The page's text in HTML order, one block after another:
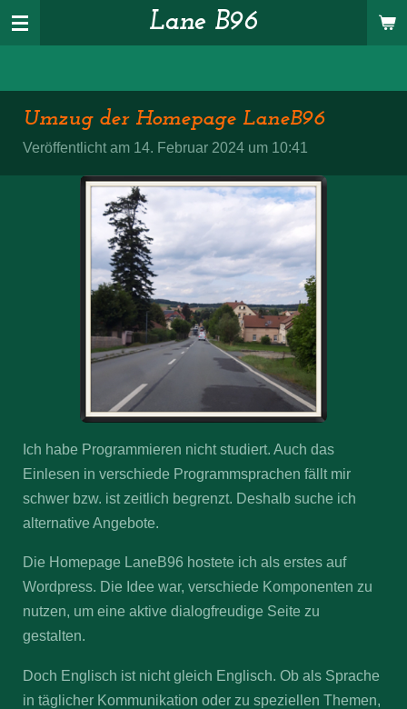
Zum
Hauptinhalt
Lane B96
Umzug der Homepage LaneB96
Veröffentlicht am 14. Februar 2024 um 10:41
Ich habe Programmieren nicht studiert. Auch das
Einlesen in verschiede Programmsprachen fällt mir
schwer bzw. ist zeitlich begrenzt. Deshalb suche ich
alternative Angebote.
Die Homepage LaneB96 hostete ich als erstes auf
Wordpress. Die Idee war, verschiede Komponenten zu
nutzen, um eine aktive dialogfreudige Seite zu
gestalten.
Doch Englisch ist nicht gleich Englisch. Ob als Sprache
in täglicher Kommunikation oder zu speziellen Themen,